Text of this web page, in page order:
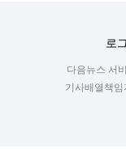
로
다음뉴스 서
기사배열책임